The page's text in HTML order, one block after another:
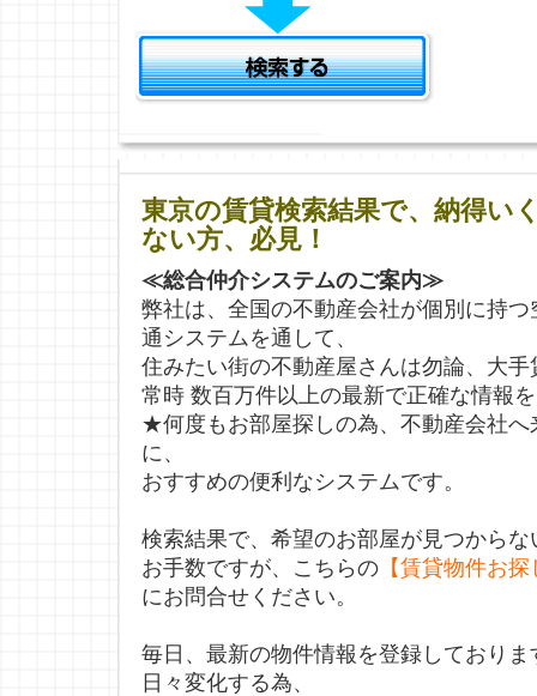
東京の賃貸検索結果で、納得い
ない方、必見！
≪総合仲介システムのご案内≫
弊社は、全国の不動産会社が個別に持
通システムを通して、
住みたい街の不動産屋さんは勿論、大
常時 数百万件以上の最新で正確な情報
★何度もお部屋探しの為、不動産会社へ
に、
おすすめの便利なシステムです。
検索結果で、希望のお部屋が見つから
お手数ですが、こちらの【賃貸物件お探
にお問合せください。
毎日、最新の物件情報を登録しており
日々変化する為、